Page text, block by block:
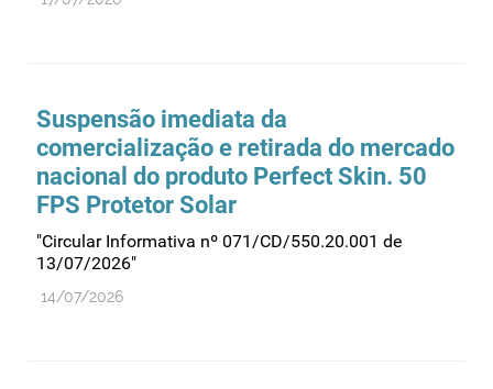
Suspensão imediata da
comercialização e retirada do mercado
nacional do produto Perfect Skin. 50
FPS Protetor Solar
"Circular Informativa nº 071/CD/550.20.001 de
13/07/2026"
14/07/2026